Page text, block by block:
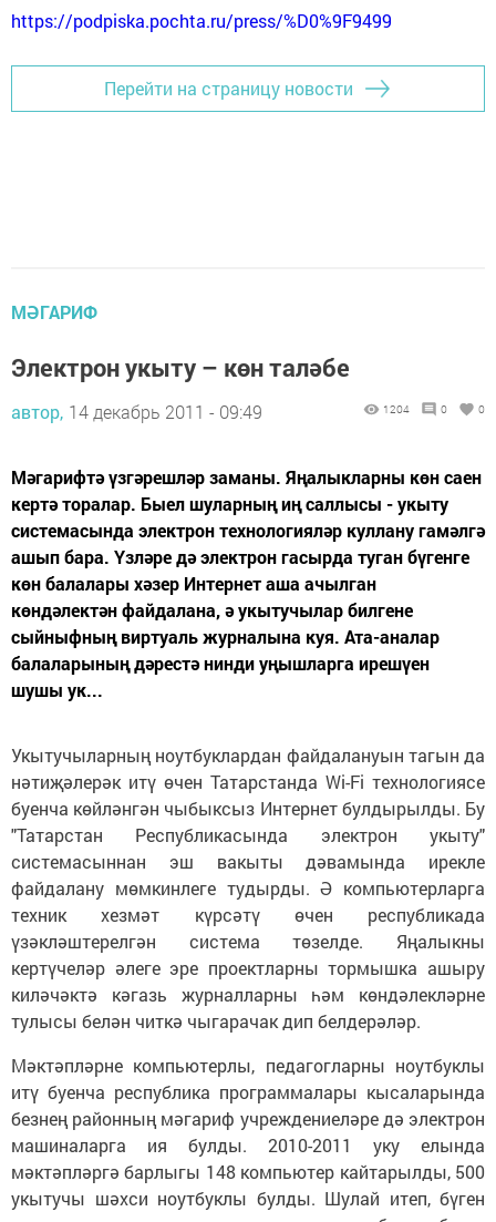
https://podpiska.pochta.ru/press/%D0%9F9499
Перейти на страницу новости
МӘГАРИФ
Электрон укыту – көн таләбе
автор, 14 декабрь 2011 - 09:49 1204 0 0
Мәгарифтә үзгәрешләр заманы. Яңалыкларны көн саен
кертә торалар. Быел шуларның иң саллысы - укыту
системасында электрон технологияләр куллану гамәлгә
ашып бара. Үзләре дә электрон гасырда туган бүгенге
көн балалары хәзер Интернет аша ачылган
көндәлектән файдалана, ә укытучылар билгене
сыйныфның виртуаль журналына куя. Ата-аналар
балаларының дәрестә нинди уңышларга ирешүен
шушы ук...
Укытучыларның ноутбуклардан файдалануын тагын да
нәтиҗәлерәк итү өчен Татарстанда Wi-Fi технологиясе
буенча көйләнгән чыбыксыз Интернет булдырылды. Бу
"Татарстан Республикасында электрон укыту"
системасыннан эш вакыты дәвамында ирекле
файдалану мөмкинлеге тудырды. Ә компьютерларга
техник хезмәт күрсәтү өчен республикада
үзәкләштерелгән система төзелде. Яңалыкны
кертүчеләр әлеге эре проектларны тормышка ашыру
киләчәктә кәгазь журналларны һәм көндәлекләрне
тулысы белән читкә чыгарачак дип белдерәләр.
Мәктәпләрне компьютерлы, педагогларны ноутбуклы
итү буенча республика программалары кысаларында
безнең районның мәгариф учреждениеләре дә электрон
машиналарга ия булды. 2010-2011 уку елында
мәктәпләргә барлыгы 148 компьютер кайтарылды, 500
укытучы шәхси ноутбуклы булды. Шулай итеп, бүген